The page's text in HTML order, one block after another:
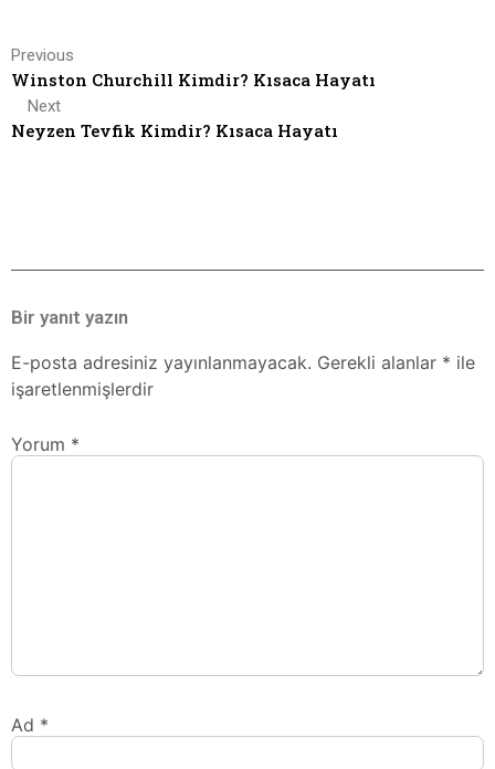
Previous
Winston Churchill Kimdir? Kısaca Hayatı
Next
Neyzen Tevfik Kimdir? Kısaca Hayatı
Bir yanıt yazın
E-posta adresiniz yayınlanmayacak. Gerekli alanlar * ile
işaretlenmişlerdir
Yorum *
Ad *